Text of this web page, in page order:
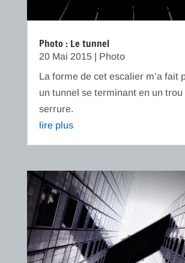
Photo : Le tunnel
20 Mai 2015| Photo
La forme de cet escalier m’a fait
un tunnel se terminant en un trou
serrure.
lire plus